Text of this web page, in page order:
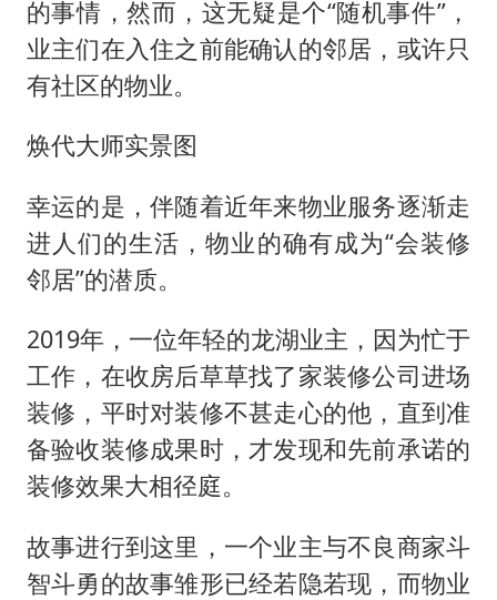
的事情，然而，这无疑是个“随机事件”，
业主们在入住之前能确认的邻居，或许只
有社区的物业。
焕代大师实景图
幸运的是，伴随着近年来物业服务逐渐走
进人们的生活，物业的确有成为“会装修
邻居”的潜质。
2019年，一位年轻的龙湖业主，因为忙于
工作，在收房后草草找了家装修公司进场
装修，平时对装修不甚走心的他，直到准
备验收装修成果时，才发现和先前承诺的
装修效果大相径庭。
故事进行到这里，一个业主与不良商家斗
智斗勇的故事雏形已经若隐若现，而物业